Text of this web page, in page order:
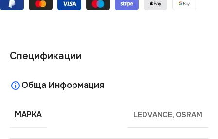
Спецификации
Обща Информация
МАРКА LEDVANCE, OSRAM